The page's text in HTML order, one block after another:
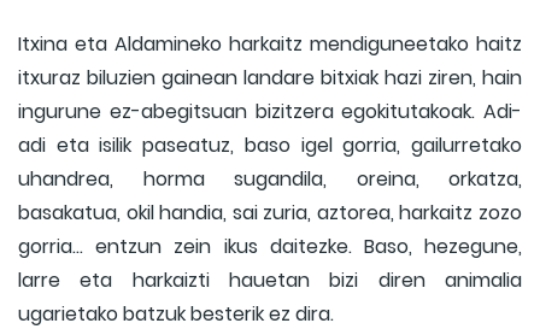
Itxina eta Aldamineko harkaitz mendiguneetako haitz
itxuraz biluzien gainean landare bitxiak hazi ziren, hain
ingurune ez-abegitsuan bizitzera egokitutakoak. Adi-
adi eta isilik paseatuz, baso igel gorria, gailurretako
uhandrea, horma sugandila, oreina, orkatza,
basakatua, okil handia, sai zuria, aztorea, harkaitz zozo
gorria... entzun zein ikus daitezke. Baso, hezegune,
larre eta harkaizti hauetan bizi diren animalia
ugarietako batzuk besterik ez dira.